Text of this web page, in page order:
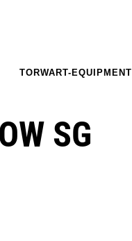
TORWART-EQUIPMENT
SG